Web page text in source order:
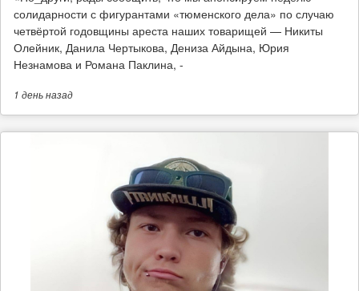
солидарности с фигурантами «тюменского дела» по случаю
четвёртой годовщины ареста наших товарищей — Никиты
Олейник, Данила Чертыкова, Дениза Айдына, Юрия
Незнамова и Романа Паклина, -
1 деньназад